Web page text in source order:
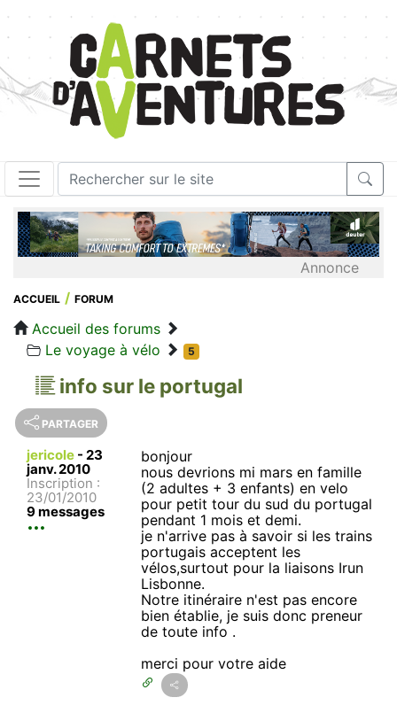
Annonce
ACCUEIL FORUM
Accueil des forums
Le voyage à vélo
5
info sur le portugal
PARTAGER
jericole - 23
janv. 2010
Inscription :
23/01/2010
9 messages
bonjour
nous devrions mi mars en famille
(2 adultes + 3 enfants) en velo
pour petit tour du sud du portugal
pendant 1 mois et demi.
je n'arrive pas à savoir si les trains
portugais acceptent les
vélos,surtout pour la liaisons Irun
Lisbonne.
Notre itinéraire n'est pas encore
bien établie, je suis donc preneur
de toute info .
merci pour votre aide